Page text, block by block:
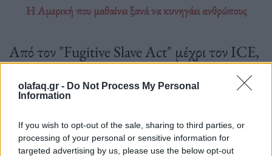
olafaq.gr - Do Not Process My Personal
Information
If you wish to opt-out of the sale, sharing to third parties, or
processing of your personal or sensitive information for
targeted advertising by us, please use the below opt-out
Η Αμερική που μαθαίνει ξανά να κυνηγάει ανθρώπους
Από τον "Fugitive Slave Act" μέχρι τον ICE,
εργαλεία, όχι ένστικτα, και πως ο διχασμός
τάξη».